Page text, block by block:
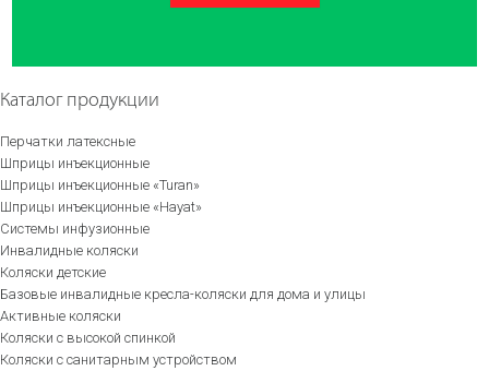
Каталог продукции
Перчатки латексные
Шприцы инъекционные
Шприцы инъекционные «Turan»
Шприцы инъекционные «Hayat»
Системы инфузионные
Инвалидные коляски
Коляски детские
Базовые инвалидные кресла-коляски для дома и улицы
Активные коляски
Коляски с высокой спинкой
Коляски с санитарным устройством